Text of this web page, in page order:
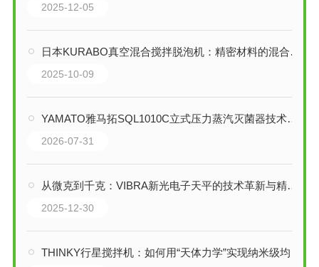
2025-12-05
日本KURABO真空混合搅拌脱泡机：精密材料的混合解决方案
2025-10-09
YAMATO雅马拓SQL1010C立式压力蒸汽灭菌器技术解析
2026-07-31
从微克到千克：VIBRA新光电子天平的技术革新与精密世界构建
2025-12-30
THINKY行星搅拌机：如何用“天体力学”实现纳米级均匀混合？